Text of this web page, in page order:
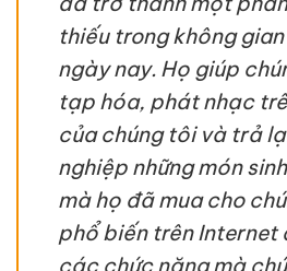
thiếu trong không
ngày nay. Họ giúp
tạp hóa, phát nhạc
của chúng tôi và trả
nghiệp những món
mà họ đã mua cho
phổ biến trên Internet
các chức năng mà